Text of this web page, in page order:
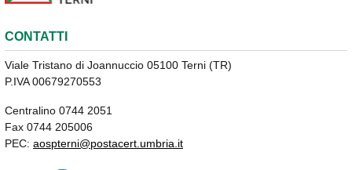
CONTATTI
Viale Tristano di Joannuccio 05100 Terni (TR)
P.IVA 00679270553
Centralino 0744 2051
Fax 0744 205006
PEC: aospterni@postacert.umbria.it